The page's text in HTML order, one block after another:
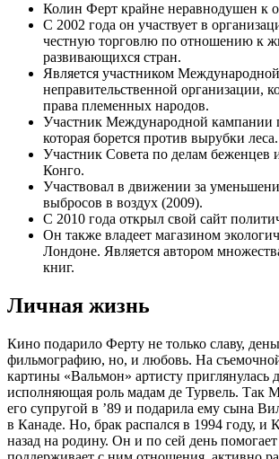
Колин Ферт крайне неравнодушен к
С 2002 года он участвует в
честную торговлю по отношению к
развивающихся стран.
Является участником Международной
неправительственной организации,
права племенных народов.
Участник Международной
которая борется против вырубки леса.
Участник Совета по делам беженцев
Конго.
Участвовал в движении за
выбросов в воздух (2009).
С 2010 года открыл свой сайт
Он также владеет магазином
Лондоне. Является автором
книг.
Личная жизнь
Кино подарило Ферту не только славу,
фильмографию, но, и любовь. На
картины «Вальмон» артисту приглянулась
исполняющая роль мадам де Турвель. Так
его супругой в ’89 и подарила ему сына
в Канаде. Но, брак распался в 1994 году, и
назад на родину. Он и по сей день